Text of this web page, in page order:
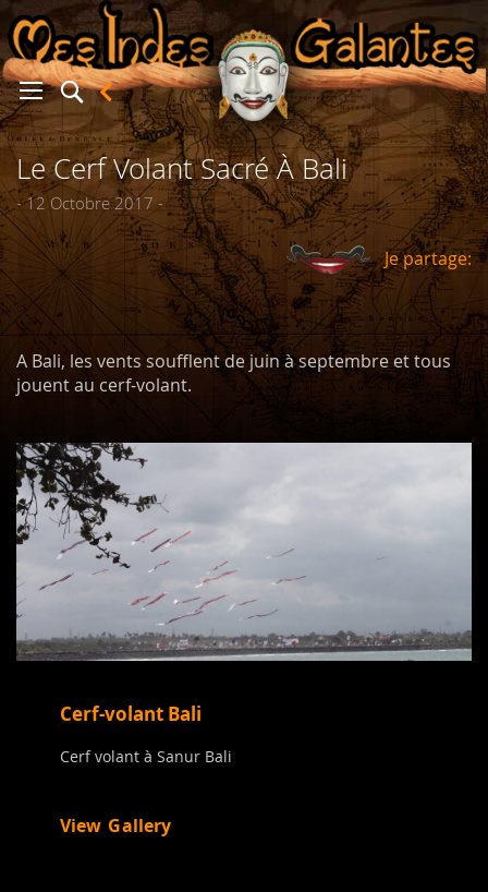
Le Cerf Volant Sacré À Bali
- 12 Octobre 2017 -
Je partage:
A Bali, les vents soufflent de juin à septembre et tous
jouent au cerf-volant.
Cerf-volant Bali
Cerf volant à Sanur Bali
View Gallery